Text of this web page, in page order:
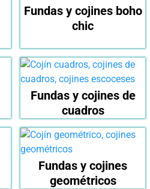
Fundas y cojines boho
chic
Fundas y cojines de
cuadros
Fundas y cojines
geométricos